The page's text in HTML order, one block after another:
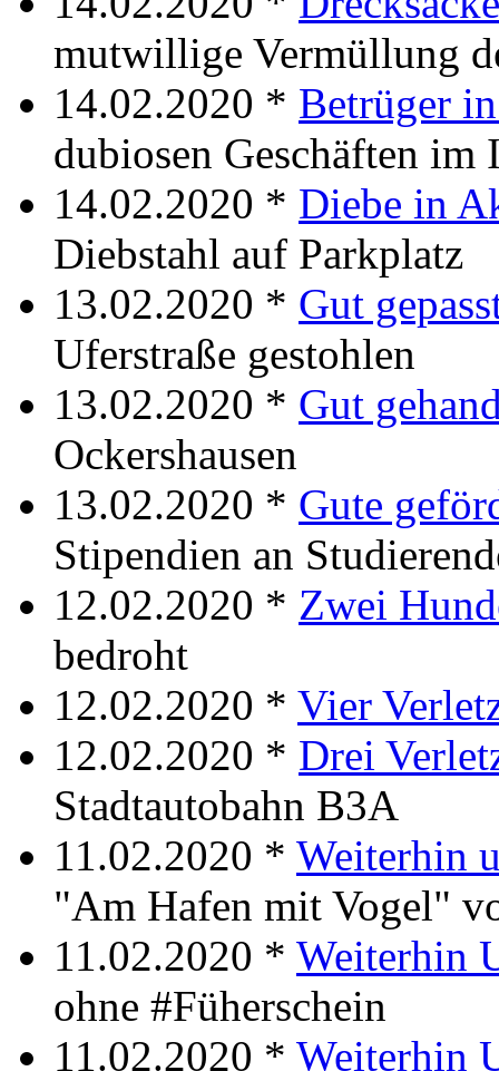
mutwillige Vermüllung
14.02.2020 * Betrüger
dubiosen Geschäften im
14.02.2020 * Diebe in
Diebstahl auf Parkplatz
13.02.2020 * Gut
Uferstraße gestohlen
13.02.2020 * Gut
Ockershausen
13.02.2020 * Gute
Stipendien an
12.02.2020 * Zwei
bedroht
12.02.2020 * Vier
12.02.2020 * Drei
Stadtautobahn B3A
11.02.2020 * Weiterhin
"Am Hafen mit Vogel"
11.02.2020 * Weiterhin
ohne #Füherschein
11.02.2020 * Weiterhin